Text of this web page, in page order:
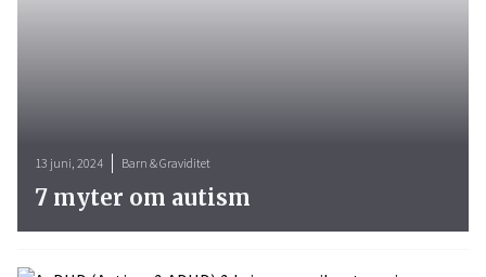
13 juni, 2024 Barn & Graviditet
7 myter om autism